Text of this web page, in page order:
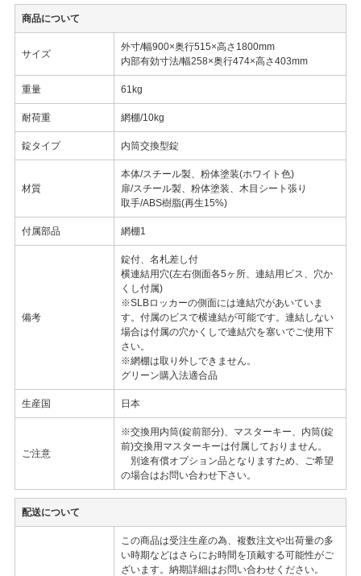
商品について
サイズ
外寸/幅900×奥行515×高さ1800mm
内部有効寸法/幅258×奥行474×高さ403mm
重量 61kg
耐荷重 網棚/10kg
錠タイプ 内筒交換型錠
材質
本体/スチール製、粉体塗装(ホワイト色)
扉/スチール製、粉体塗装、木目シート張り
取手/ABS樹脂(再生15%)
付属部品 網棚1
備考
錠付、名札差し付
横連結用穴(左右側面各5ヶ所、連結用ビス、穴か
くし付属)
※SLBロッカーの側面には連結穴があいていま
す。付属のビスで横連結が可能です。連結しない
場合は付属の穴かくしで連結穴を塞いでご使用下
さい。
※網棚は取り外しできません。
グリーン購入法適合品
生産国 日本
ご注意
※交換用内筒(錠前部分)、マスターキー、内筒(錠
前)交換用マスターキーは付属しておりません。
別途有償オプション品となりますため、ご希望
の場合はお問い合わせ下さい。
配送について
この商品は受注生産の為、複数注文や出荷量の多
い時期などはさらにお時間を頂戴する可能性がご
ざいます。納期詳細はお問い合わせください。